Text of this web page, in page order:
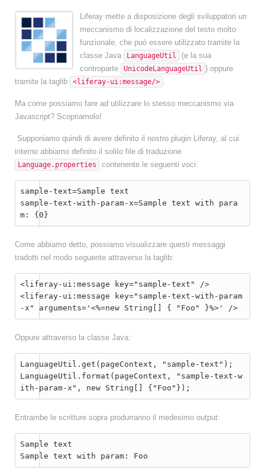
Liferay mette a disposizione degli sviluppatori un
meccanismo di localizzazione del testo molto
funzionale, che può essere utilizzato tramite la
classe Java
LanguageUtil
(e la sua
controparte
UnicodeLanguageUtil ) oppure
tramite la taglib
<liferay-ui:message/> .
Ma come possiamo fare ad utilizzare lo stesso meccanismo via
Javascript? Scopriamolo!
Supponiamo quindi di avere definito il nostro plugin Liferay, al cui
interno abbiamo definito il solito file di traduzione
Language.properties contenente le seguenti voci:
sample-text=Sample text
sample-text-with-param-x=Sample text with para
m: {0}
Come abbiamo detto, possiamo visualizzare questi messaggi
tradotti nel modo seguente attraverso la taglib:
<liferay-ui:message key="sample-text" />
<liferay-ui:message key="sample-text-with-param
-x" arguments='<%=new String[] { "Foo" }%>' />
Oppure attraverso la classe Java:
LanguageUtil.get(pageContext, "sample-text");
LanguageUtil.format(pageContext, "sample-text-w
ith-param-x", new String[] {"Foo"});
Entrambe le scritture sopra produrranno il medesimo output:
Sample text
Sample text with param: Foo